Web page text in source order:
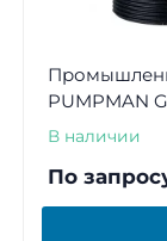
PUMPMAN
В наличии
По